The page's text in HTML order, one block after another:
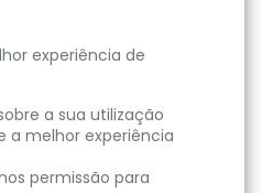
experiência de
a sua utilização
a melhor experiência
permissão para